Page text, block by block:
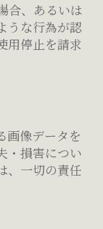
合、あるいは
うな行為が認
用停止を請求
画像データを
・損害につい
、一切の責任